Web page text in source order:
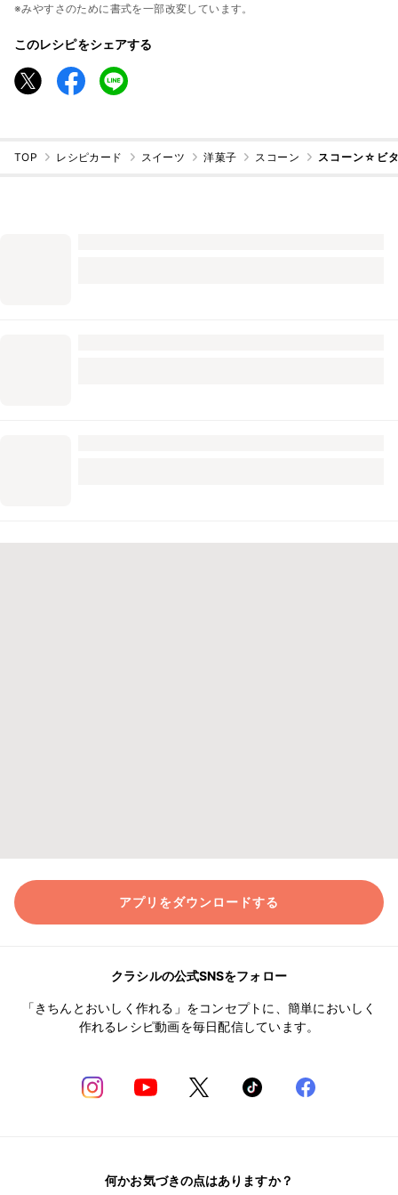
※みやすさのために書式を一部改変しています。
このレシピをシェアする
TOP レシピカード スイーツ 洋菓子 スコーン スコーン☆ビ
アプリをダウンロードする
クラシルの公式SNSをフォロー
「きちんとおいしく作れる」をコンセプトに、簡単においしく
作れるレシピ動画を毎日配信しています。
何かお気づきの点はありますか？